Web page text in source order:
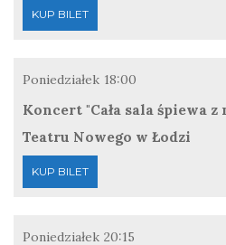
KUP BILET
Koncert "Cała sala śpiewa
Teatru Nowego w Łodzi
Poniedziałek 18:00
KUP BILET
Poniedziałek 20:15